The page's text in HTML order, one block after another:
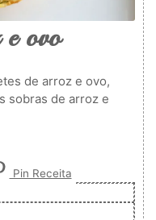
ovo
de arroz e ovo,
sobras de arroz e
Pin Receita